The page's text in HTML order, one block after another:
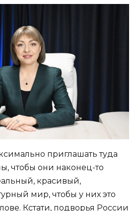
приглашать туда
чтобы они наконец-то
красивый,
мир, чтобы у них это
Кстати, подворья России